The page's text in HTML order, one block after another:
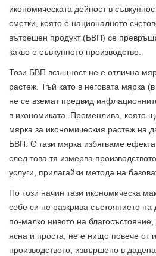
икономическата дейност в
сметки, която е националното
вътрешен продукт (БВП) се
какво е съвкупното производство.
Този БВП всъщност не е отлична
растеж. Тъй като в неговата мярка
не се вземат предвид
в икономиката. Променлива, която
мярка за икономическия растеж на
БВП. С тази мярка избягваме
след това тя измерва
услуги, прилагайки метода на
По този начин тази икономическа
себе си не разкрива състоянието
по-малко нивото на благосъстояние,
ясна и проста, не е нищо повече от
производството, извършено в